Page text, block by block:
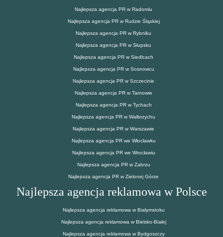
Najlepsza agencja PR w Radomiu
Najlepsza agencja PR w Rudzie Śląskiej
Najlepsza agencja PR w Rybniku
Najlepsza agencja PR w Słupsku
Najlepsza agencja PR w Siedlcach
Najlepsza agencja PR w Sosnowcu
Najlepsza agencja PR w Szczecinie
Najlepsza agencja PR w Tarnowie
Najlepsza agencja PR w Tychach
Najlepsza agencja PR w Wałbrzychu
Najlepsza agencja PR w Warszawie
Najlepsza agencja PR we Włocławku
Najlepsza agencja PR we Wrocławiu
Najlepsza agencja PR w Zabrzu
Najlepsza agencja PR w Zielonej Górze
Najlepsza agencja reklamowa w Polsce
Najlepsza agencja reklamowa w Białymstoku
Najlepsza agencja reklamowa w Bielsko-Białej
Najlepsza agencja reklamowa w Bydgoszczy